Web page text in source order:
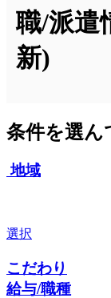
職/派遣
新)
条件を選ん
地域
選択
こだわり
給与/職種